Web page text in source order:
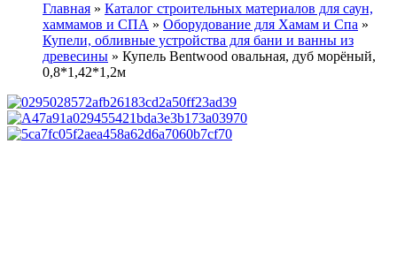
Главная » Каталог строительных материалов для саун,
хаммамов и СПА » Оборудование для Хамам и Спа »
Купели, обливные устройства для бани и ванны из
древесины » Купель Bentwood овальная, дуб морёный,
0,8*1,42*1,2м